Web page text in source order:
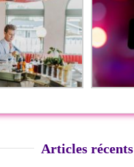
Articles récents